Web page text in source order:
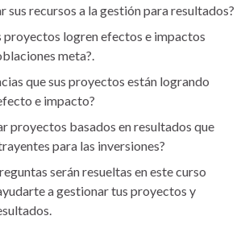
sus recursos a la gestión para resultados?
proyectos logren efectos e impactos
meta?.
que sus proyectos están logrando
e impacto?
proyectos basados en resultados que
para las inversiones?
serán resueltas en este curso
a gestionar tus proyectos y